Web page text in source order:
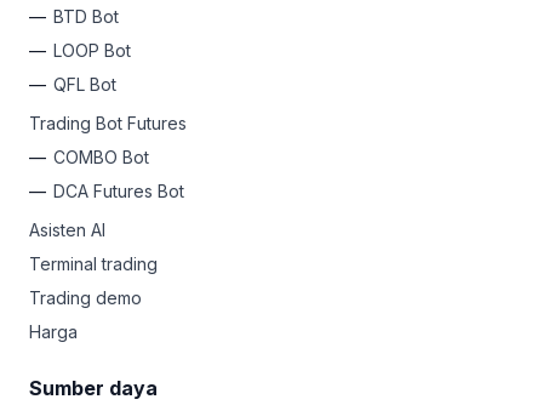
BTD Bot
LOOP Bot
QFL Bot
Trading Bot Futures
COMBO Bot
DCA Futures Bot
Asisten AI
Terminal trading
Trading demo
Harga
Sumber daya